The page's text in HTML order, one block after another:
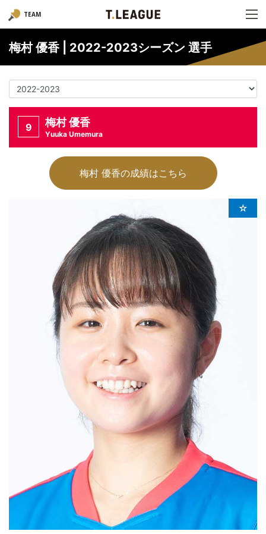
TEAM
梅村 優香 | 2022-2023シーズン 選手
9 梅村 優香
Yuuka Umemura
梅村 優香の成績はこちら
☆